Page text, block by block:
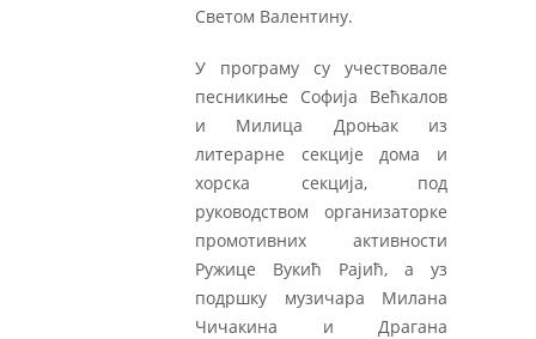
Светом Валентину.
У програму су учествовале
песникиње Софија Већкалов
и Милица Дроњак из
литерарне секције дома и
хорска секција, под
руководством организаторке
промотивних активности
Ружице Вукић Рајић, а уз
подршку музичара Милана
Чичакина и Драгана